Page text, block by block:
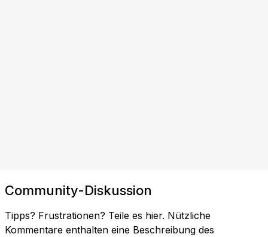
Community-Diskussion
Tipps? Frustrationen? Teile es hier. Nützliche
Kommentare enthalten eine Beschreibung des